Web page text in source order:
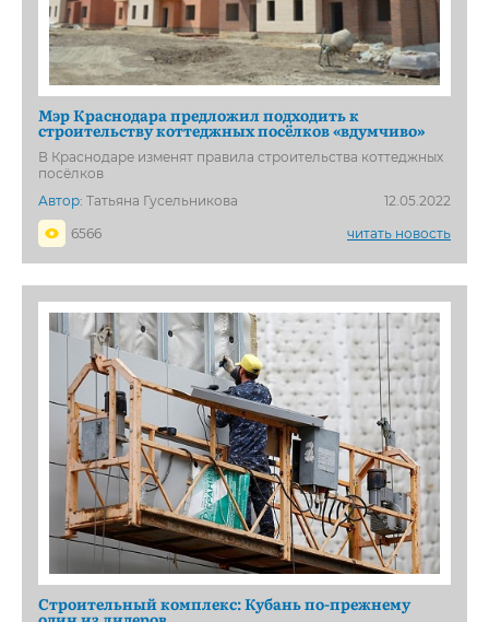
Мэр Краснодара предложил подходить к
строительству коттеджных посёлков «вдумчиво»
В Краснодаре изменят правила строительства коттеджных
посёлков
Автор: Татьяна Гусельникова
12.05.2022
6566
читать новость
Строительный комплекс: Кубань по-прежнему